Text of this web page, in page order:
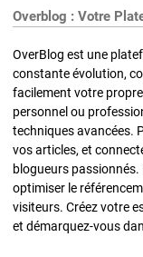
Overblog : Votre
OverBlog est une
constante évolution,
facilement votre
personnel ou
techniques avancées.
vos articles, et
blogueurs
optimiser le
visiteurs. Créez votre
et démarquez-vous